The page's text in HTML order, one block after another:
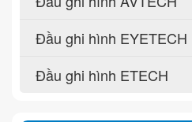
Đầu ghi hình EYETECH
Đầu ghi hình ETECH